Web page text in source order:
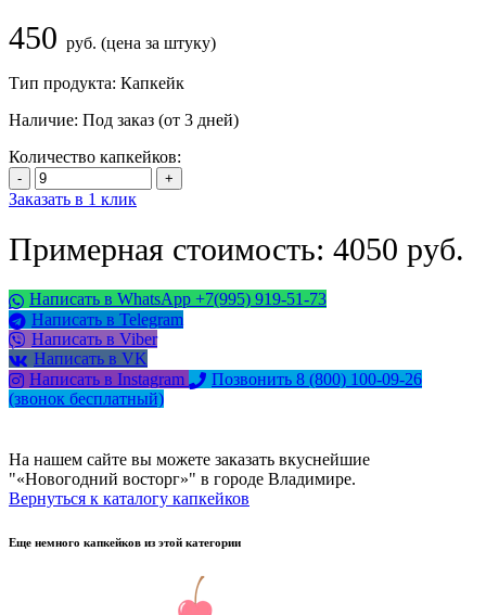
450 руб. (цена за штуку)
Тип продукта: Капкейк
Наличие: Под заказ (от 3 дней)
Количество капкейков:
Заказать в 1 клик
Примерная стоимость: 4050 руб.
Написать в WhatsApp +7(995) 919-51-73
Написать в Telegram
Написать в Viber
Написать в VK
Написать в Instagram
Позвонить 8 (800) 100-09-26
(звонок бесплатный)
На нашем сайте вы можете заказать вкуснейшие
"«Новогодний восторг»" в городе Владимире.
Вернуться к каталогу капкейков
Еще немного капкейков из этой категории